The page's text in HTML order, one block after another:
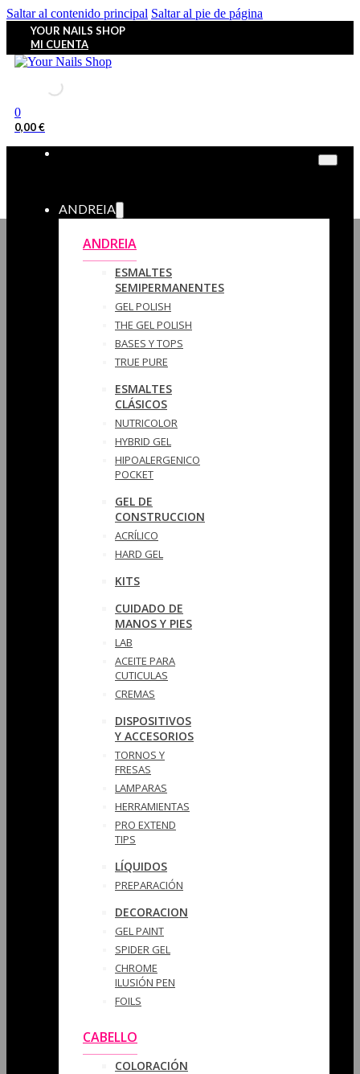
Saltar al contenido principal Saltar al pie de página
YOUR NAILS SHOP
MI CUENTA
0
0,00€
ANDREIA
ANDREIA
ESMALTES
SEMIPERMANENTES
GEL POLISH
THE GEL POLISH
BASES Y‎ TOPS
TRUE PURE
ESMALTES
CLÁSICOS
NUTRICOLOR
HYBRID GEL
HIPOALERGENICO
POCKET
GEL DE
CONSTRUCCION
ACRÍLICO
HARD GEL
KITS
CUIDADO DE
MANOS Y PIES
LAB
ACEITE PARA
CUTICULAS
CREMAS
DISPOSITIVOS
Y ACCESORIOS
TORNOS Y
FRESAS
LAMPARAS
HERRAMIENTAS
PRO EXTEND
TIPS
LÍQUIDOS
PREPARACIÓN
DECORACION
GEL PAINT
SPIDER GEL
CHROME
ILUSIÓN PEN
FOILS
CABELLO
COLORACIÓN